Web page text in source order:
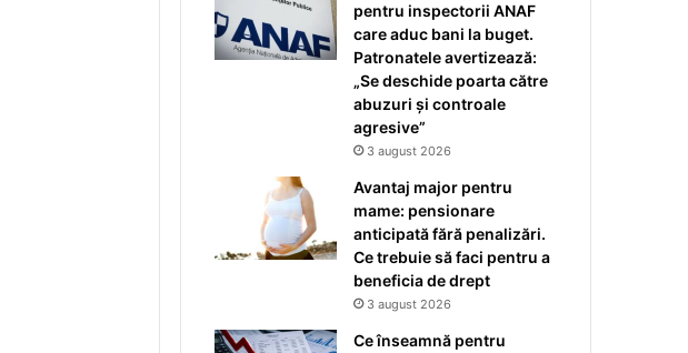
pentru inspectorii ANAF
care aduc bani la buget.
Patronatele avertizează:
„Se deschide poarta către
abuzuri și controale
agresive”
3 august 2026
Avantaj major pentru
mame: pensionare
anticipată fără penalizări.
Ce trebuie să faci pentru a
beneficia de drept
3 august 2026
Ce înseamnă pentru